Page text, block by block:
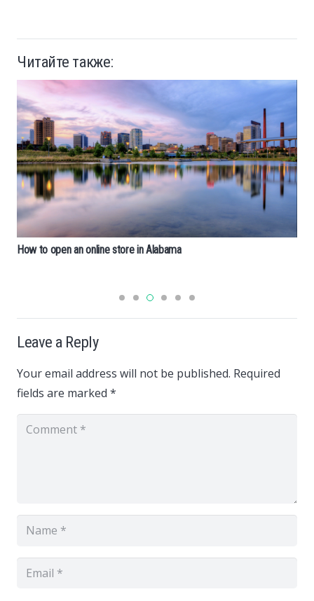
Читайте также:
How to open an online store in Alabama
Leave a Reply
Your email address will not be published. Required
fields are marked *